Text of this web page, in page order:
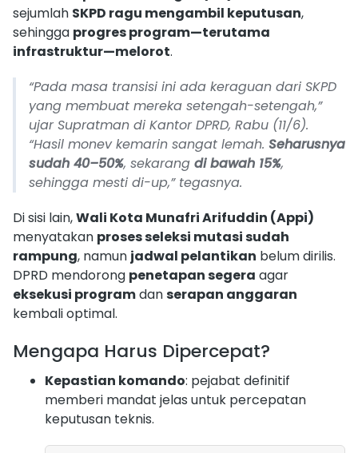
sejumlah SKPD ragu mengambil keputusan,
sehingga progres program—terutama
infrastruktur—melorot.
“Pada masa transisi ini ada keraguan dari SKPD
yang membuat mereka setengah-setengah,”
ujar Supratman di Kantor DPRD, Rabu (11/6).
“Hasil monev kemarin sangat lemah. Seharusnya
sudah 40–50%, sekarang di bawah 15%,
sehingga mesti di-up,” tegasnya.
Di sisi lain,Wali Kota Munafri Arifuddin (Appi)
menyatakan proses seleksi mutasi sudah
rampung, namun jadwal pelantikan belum dirilis.
DPRD mendorong penetapan segera agar
eksekusi programdanserapan anggaran
kembali optimal.
Mengapa Harus Dipercepat?
Kepastian komando: pejabat definitif
memberi mandat jelas untuk percepatan
keputusan teknis.